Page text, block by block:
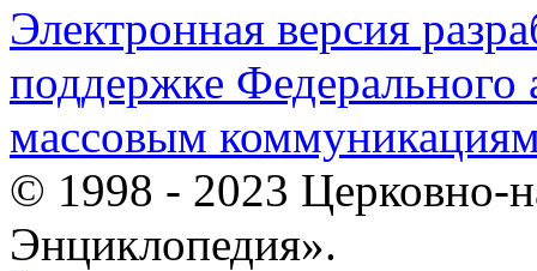
Электронная версия
поддержке Федерального
массовым
© 1998 - 2023 Церковно-
Энциклопедия».